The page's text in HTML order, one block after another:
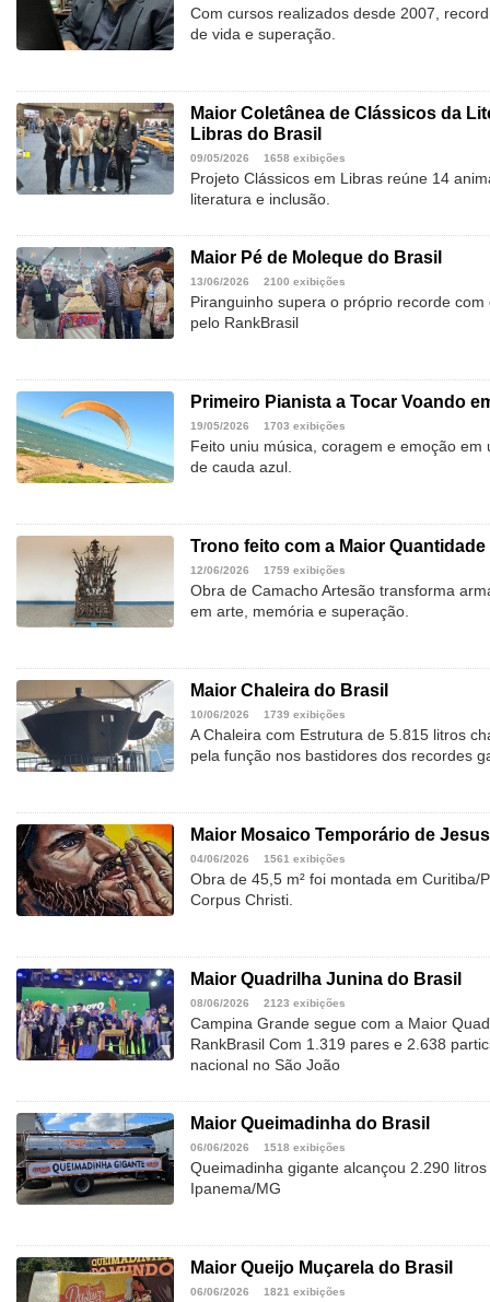
Com cursos realizados desde 2007,
de vida e superação.
Maior Coletânea de Clássicos da
Libras do Brasil
09/05/2026 1658 exibições
Projeto Clássicos em Libras reúne 14
literatura e inclusão.
Maior Pé de Moleque do Brasil
13/06/2026 2100 exibições
Piranguinho supera o próprio recorde
pelo RankBrasil
Primeiro Pianista a Tocar Voando
19/05/2026 1703 exibições
Feito uniu música, coragem e emoção
de cauda azul.
Trono feito com a Maior
12/06/2026 1759 exibições
Obra de Camacho Artesão transforma
em arte, memória e superação.
Maior Chaleira do Brasil
10/06/2026 1739 exibições
A Chaleira com Estrutura de 5.815 litros
pela função nos bastidores dos recordes
Maior Mosaico Temporário de
04/06/2026 1561 exibições
Obra de 45,5 m² foi montada em Curitiba/
Corpus Christi.
Maior Quadrilha Junina do Brasil
08/06/2026 2123 exibições
Campina Grande segue com a Maior
RankBrasil Com 1.319 pares e 2.638
nacional no São João
Maior Queimadinha do Brasil
06/06/2026 1518 exibições
Queimadinha gigante alcançou 2.290
Ipanema/MG
Maior Queijo Muçarela do Brasil
06/06/2026 1821 exibições